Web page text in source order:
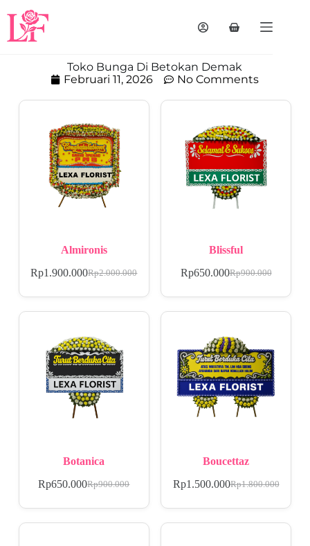
Toko Bunga Di Betokan Demak
Februari 11, 2026
No Comments
Almironis
Rp2.000.000
Rp1.900.000
Blissful
Rp900.000
Rp650.000
Botanica
Rp900.000
Rp650.000
Boucettaz
Rp1.800.000
Rp1.500.000